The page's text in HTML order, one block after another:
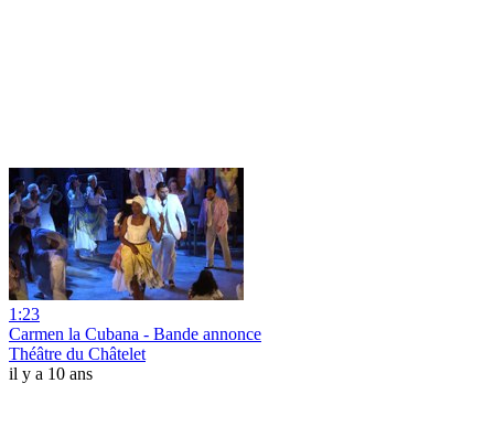
1:23
Carmen la Cubana - Bande annonce
Théâtre du Châtelet
il y a 10 ans